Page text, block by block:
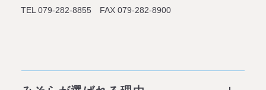
TEL 079-282-8855 FAX 079-282-8900